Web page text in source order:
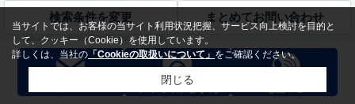
西つつじヶ丘４丁目 西棟
27 万円管理/共益費-
96.60㎡ (3LDK) /築11年 /2階建
京王線「つつじヶ丘」駅 徒歩14分
京王線「柴崎」駅 徒歩18分
閑静な住宅地
公共下水
検索条件を変更 まとめてお問い合わせ
当サイトでは、お客様の当サイト利用状況把握、サービス向上検討を目的と
して、クッキー（Cookie）を使用しています。
詳しくは、当社の 「Cookieの取扱いについて」 をご確認ください。
閉じる